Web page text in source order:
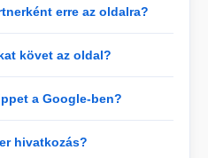
erre az oldalra?
követ az oldal?
a Google-ben?
hivatkozás?